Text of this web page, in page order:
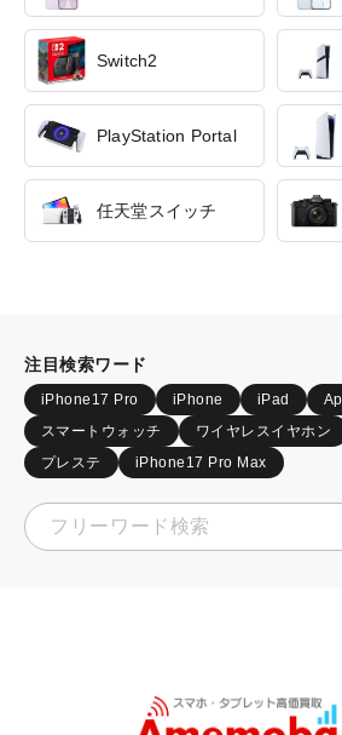
Switch2
PlayStation Portal
任天堂スイッチ
注目検索ワード
iPhone17 Pro iPhone iPad
スマートウォッチ
ワイヤレスイヤホン
プレステ
iPhone17 Pro Max